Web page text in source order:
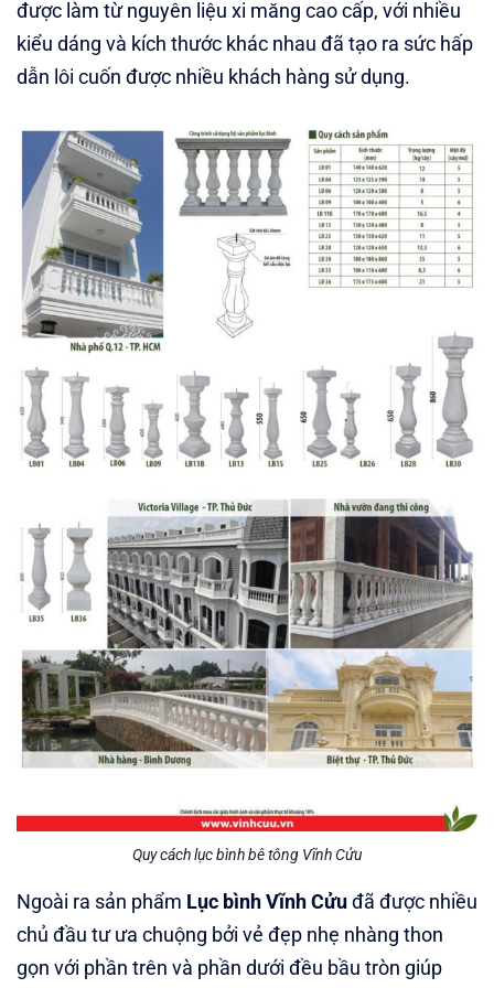
được làm từ nguyên liệu xi măng cao cấp, với nhiều
kiểu dáng và kích thước khác nhau đã tạo ra sức hấp
dẫn lôi cuốn được nhiều khách hàng sử dụng.
Quy cách lục bình bê tông Vĩnh Cửu
Ngoài ra sản phẩm Lục bình Vĩnh Cửuđã được nhiều
chủ đầu tư ưa chuộng bởi vẻ đẹp nhẹ nhàng thon
gọn với phần trên và phần dưới đều bầu tròn giúp